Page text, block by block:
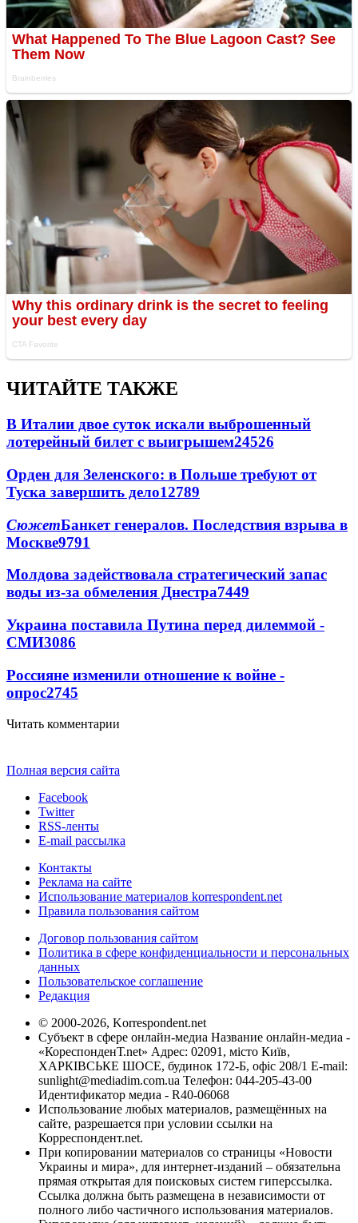
ЧИТАЙТЕ ТАКЖЕ
В Италии двое суток искали выброшенный
лотерейный билет с выигрышем24526
Орден для Зеленского: в Польше требуют от
Туска завершить дело12789
СюжетБанкет генералов. Последствия взрыва в
Москве9791
Молдова задействовала стратегический запас
воды из-за обмеления Днестра7449
Украина поставила Путина перед дилеммой -
СМИ3086
Россияне изменили отношение к войне -
опрос2745
Читать комментарии
Полная версия сайта
Facebook
Twitter
RSS-ленты
E-mail рассылка
Контакты
Реклама на сайте
Использование материалов korrespondent.net
Правила пользования сайтом
Договор пользования сайтом
Политика в сфере конфиденциальности и персональных
данных
Пользовательское соглашение
Редакция
© 2000-2026, Korrespondent.net
Субъект в сфере онлайн-медиа Название онлайн-медиа -
«КореспонденТ.net» Адрес: 02091, місто Київ,
ХАРКІВСЬКЕ ШОСЕ, будинок 172-Б, офіс 208/1 E-mail:
sunlight@mediadim.com.ua Телефон: 044-205-43-00
Идентификатор медиа - R40-06068
Использование любых материалов, размещённых на
сайте, разрешается при условии ссылки на
Корреспондент.net.
При копировании материалов со страницы «Новости
Украины и мира», для интернет-изданий – обязательна
прямая открытая для поисковых систем гиперссылка.
Ссылка должна быть размещена в независимости от
полного либо частичного использования материалов.